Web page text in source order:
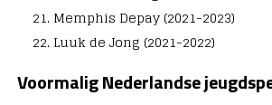
Memphis Depay (2021-2023)
Luuk de Jong (2021-2022)
Voormalig Nederlandse